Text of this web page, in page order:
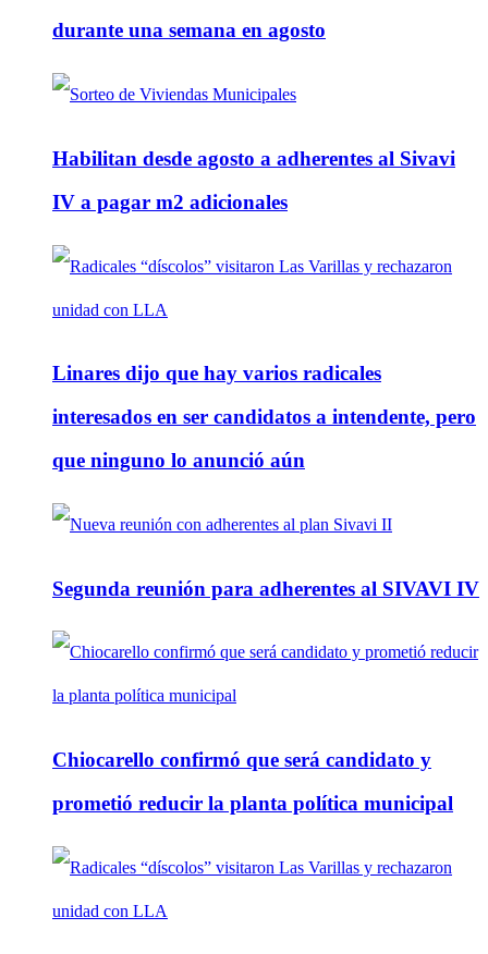
durante una semana en agosto
Habilitan desde agosto a adherentes al Sivavi
IV a pagar m2 adicionales
Linares dijo que hay varios radicales
interesados en ser candidatos a intendente, pero
que ninguno lo anunció aún
Segunda reunión para adherentes al SIVAVI IV
Chiocarello confirmó que será candidato y
prometió reducir la planta política municipal